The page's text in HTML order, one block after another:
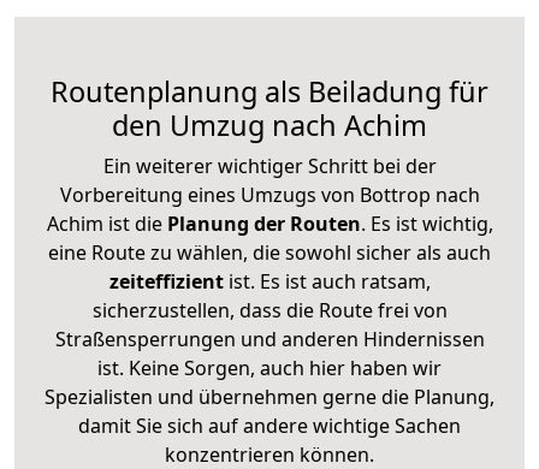
Routenplanung als Beiladung für
den Umzug nach Achim
Ein weiterer wichtiger Schritt bei der
Vorbereitung eines Umzugs von Bottrop nach
Achim ist diePlanung der Routen. Es ist wichtig,
eine Route zu wählen, die sowohl sicher als auch
zeiteffizientist. Es ist auch ratsam,
sicherzustellen, dass die Route frei von
Straßensperrungen und anderen Hindernissen
ist. Keine Sorgen, auch hier haben wir
Spezialisten und übernehmen gerne die Planung,
damit Sie sich auf andere wichtige Sachen
konzentrieren können.